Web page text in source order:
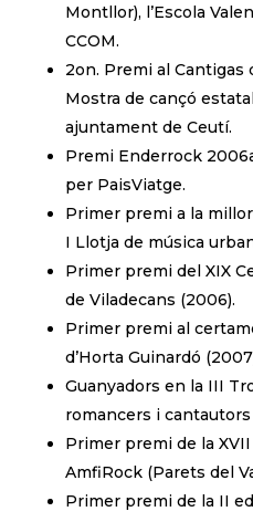
Montllor), l’Escola
CCOM.
2on. Premi al Cantigas
Mostra de cançó
ajuntament de Ceutí.
Premi Enderrock
per PaisViatge.
Primer premi a la
I Llotja de música
Primer premi del XIX
de Viladecans (2006).
Primer premi al
d’Horta Guinardó
Guanyadors en la III
romancers i
Primer premi de la
AmfiRock (Parets del
Primer premi de la II